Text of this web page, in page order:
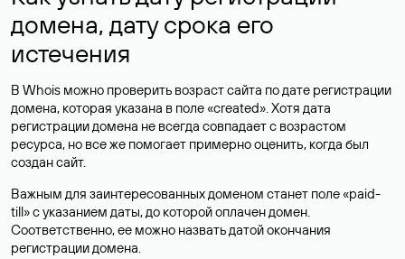
домена, дату срока его
истечения
В Whois можно проверить возраст сайта по дате регистрации
домена, которая указана в поле «created». Хотя дата
регистрации домена не всегда совпадает с возрастом
ресурса, но все же помогает примерно оценить, когда был
создан сайт.
Важным для заинтересованных доменом станет поле «paid-
till» с указанием даты, до которой оплачен домен.
Соответственно, ее можно назвать датой окончания
регистрации домена.